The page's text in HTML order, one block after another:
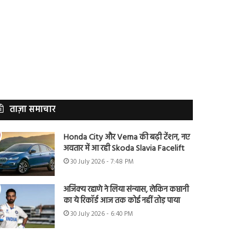
ताज़ा समाचार
Honda City और Verna की बढ़ी टेंशन, नए
अवतार में आ रही Skoda Slavia Facelift
30 July 2026 - 7:48 PM
अजिंक्य रहाणे ने लिया संन्यास, लेकिन कप्तानी
का ये रिकॉर्ड आज तक कोई नहीं तोड़ पाया
30 July 2026 - 6:40 PM